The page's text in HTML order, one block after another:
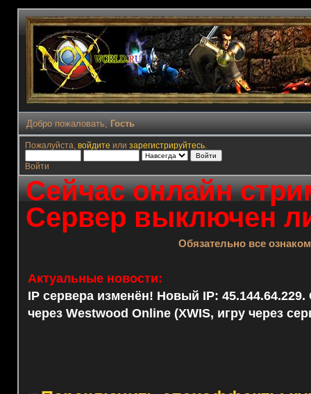
Добро пожаловать, Гость
Пожалуйста, войдите или зарегистрируйтесь.
Войти
Сейчас онлайн
Сервер выключен
Обязательно все
Актуальные новости:
IP сервера изменён! Новый IP: 45.144.64.229.
через Westwood Online (XWIS, игру через